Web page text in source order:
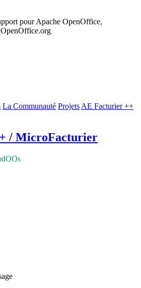
pour Apache OpenOffice,
La Communauté Projets AE Facturier ++
/ MicroFacturier